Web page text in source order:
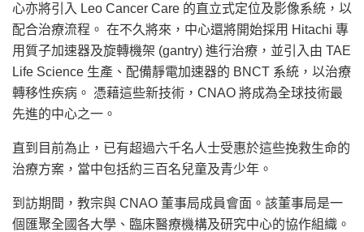
心亦將引入 Leo Cancer Care 的直立式定位及影像系統，以
配合治療流程。 在不久將來，中心還將開始採用 Hitachi 專
用質子加速器及旋轉機架 (gantry) 進行治療，並引入由 TAE
Life Science 生產、配備靜電加速器的 BNCT 系統，以治療
轉移性疾病。 憑藉這些新技術，CNAO 將成為全球技術最
先進的中心之一。
直到目前為止，已有超過六千名人士受惠於這些挽救生命的
治療方案，當中包括約三百名兒童及青少年。
到訪期間，教宗與 CNAO 董事局成員會面。該董事局是一
個匯聚全國各大學、臨床醫療機構及研究中心的協作組織。